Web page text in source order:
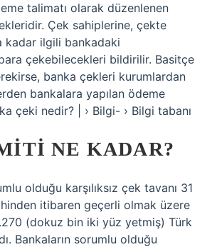
talimatı olarak düzenlenen
Çek sahiplerine, çekte
kadar ilgili bankadaki
çekebilecekleri bildirilir. Basitçe
banka çekleri kurumlardan
bankalara yapılan ödeme
çeki nedir? | › Bilgi- › Bilgi tabanı
NE KADAR?
olduğu karşılıksız çek tavanı 31
itibaren geçerli olmak üzere
(dokuz bin iki yüz yetmiş) Türk
Bankaların sorumlu olduğu